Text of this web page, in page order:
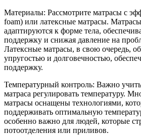
Материалы: Рассмотрите матрасы с
foam) или латексные матрасы.
адаптируются к форме тела,
поддержку и снижая давление на
Латексные матрасы, в свою очередь,
упругостью и долговечностью,
поддержку.
Температурный контроль: Важно
матраса регулировать температуру.
матрасы оснащены технологиями,
поддерживать оптимальную
особенно важно для людей, которые
потоотделения или приливов.